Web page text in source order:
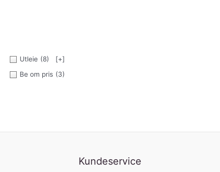
Utleie (8)
[+]
Be om pris (3)
Kundeservice